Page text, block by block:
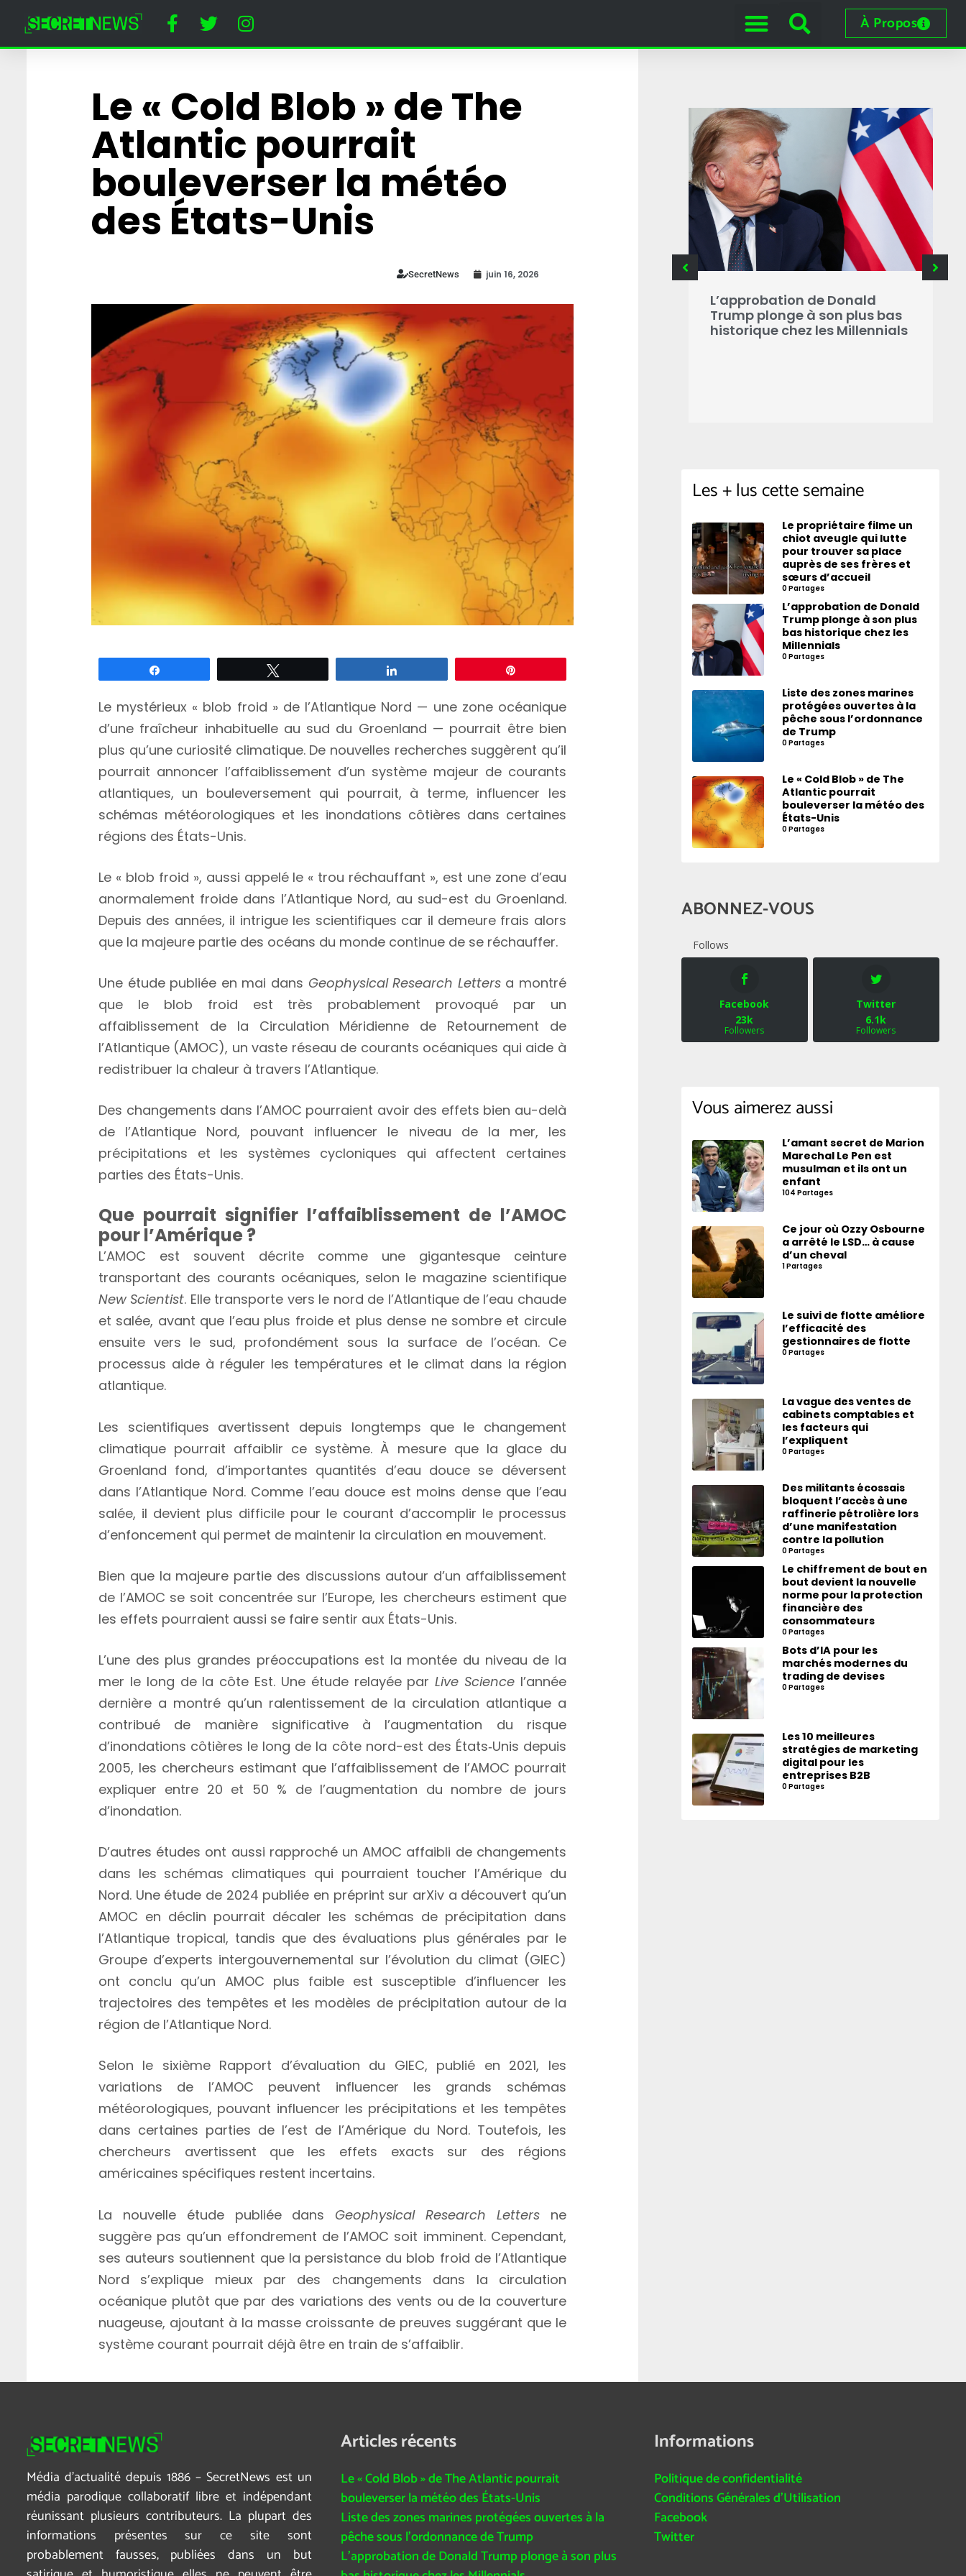
À Propos
Le « Cold Blob » de The
Atlantic pourrait
bouleverser la météo
des États-Unis
SecretNews juin 16, 2026
Le mystérieux « blob froid » de l’Atlantique Nord — une zone océanique
d’une fraîcheur inhabituelle au sud du Groenland — pourrait être bien
plus qu’une curiosité climatique. De nouvelles recherches suggèrent qu’il
pourrait annoncer l’affaiblissement d’un système majeur de courants
atlantiques, un bouleversement qui pourrait, à terme, influencer les
schémas météorologiques et les inondations côtières dans certaines
régions des États-Unis.
Le « blob froid », aussi appelé le « trou réchauffant », est une zone d’eau
anormalement froide dans l’Atlantique Nord, au sud-est du Groenland.
Depuis des années, il intrigue les scientifiques car il demeure frais alors
que la majeure partie des océans du monde continue de se réchauffer.
Une étude publiée en mai dans Geophysical Research Lettersa montré
que le blob froid est très probablement provoqué par un
affaiblissement de la Circulation Méridienne de Retournement de
l’Atlantique (AMOC), un vaste réseau de courants océaniques qui aide à
redistribuer la chaleur à travers l’Atlantique.
Des changements dans l’AMOC pourraient avoir des effets bien au-delà
de l’Atlantique Nord, pouvant influencer le niveau de la mer, les
précipitations et les systèmes cycloniques qui affectent certaines
parties des États-Unis.
Que pourrait signifier l’affaiblissement de l’AMOC
pour l’Amérique ?
L’AMOC est souvent décrite comme une gigantesque ceinture
transportant des courants océaniques, selon le magazine scientifique
New Scientist. Elle transporte vers le nord de l’Atlantique de l’eau chaude
et salée, avant que l’eau plus froide et plus dense ne sombre et circule
ensuite vers le sud, profondément sous la surface de l’océan. Ce
processus aide à réguler les températures et le climat dans la région
atlantique.
Les scientifiques avertissent depuis longtemps que le changement
climatique pourrait affaiblir ce système. À mesure que la glace du
Groenland fond, d’importantes quantités d’eau douce se déversent
dans l’Atlantique Nord. Comme l’eau douce est moins dense que l’eau
salée, il devient plus difficile pour le courant d’accomplir le processus
d’enfoncement qui permet de maintenir la circulation en mouvement.
Bien que la majeure partie des discussions autour d’un affaiblissement
de l’AMOC se soit concentrée sur l’Europe, les chercheurs estiment que
les effets pourraient aussi se faire sentir aux États-Unis.
L’une des plus grandes préoccupations est la montée du niveau de la
mer le long de la côte Est. Une étude relayée parLive Science l’année
dernière a montré qu’un ralentissement de la circulation atlantique a
contribué de manière significative à l’augmentation du risque
d’inondations côtières le long de la côte nord-est des États‑Unis depuis
2005, les chercheurs estimant que l’affaiblissement de l’AMOC pourrait
expliquer entre 20 et 50 % de l’augmentation du nombre de jours
d’inondation.
D’autres études ont aussi rapproché un AMOC affaibli de changements
dans les schémas climatiques qui pourraient toucher l’Amérique du
Nord. Une étude de 2024 publiée en préprint sur arXiv a découvert qu’un
AMOC en déclin pourrait décaler les schémas de précipitation dans
l’Atlantique tropical, tandis que des évaluations plus générales par le
Groupe d’experts intergouvernemental sur l’évolution du climat (GIEC)
ont conclu qu’un AMOC plus faible est susceptible d’influencer les
trajectoires des tempêtes et les modèles de précipitation autour de la
région de l’Atlantique Nord.
Selon le sixième Rapport d’évaluation du GIEC, publié en 2021, les
variations de l’AMOC peuvent influencer les grands schémas
météorologiques, pouvant influencer les précipitations et les tempêtes
dans certaines parties de l’est de l’Amérique du Nord. Toutefois, les
chercheurs avertissent que les effets exacts sur des régions
américaines spécifiques restent incertains.
La nouvelle étude publiée dans Geophysical Research Letters ne
suggère pas qu’un effondrement de l’AMOC soit imminent. Cependant,
ses auteurs soutiennent que la persistance du blob froid de l’Atlantique
Nord s’explique mieux par des changements dans la circulation
océanique plutôt que par des variations des vents ou de la couverture
nuageuse, ajoutant à la masse croissante de preuves suggérant que le
système courant pourrait déjà être en train de s’affaiblir.
De Gaza au Soudan : le rôle
d’Israël dans une deuxième
guerre génocidaire passe
inaperçu
Liste des zones marines
protégées ouvertes à la
pêche sous l’ordonnance de
Trump
L’approbation de Donald
Trump plonge à son plus bas
historique chez les Millennials
Les + lus cette semaine
Le propriétaire filme un
chiot aveugle qui lutte
pour trouver sa place
auprès de ses frères et
sœurs d’accueil
0 Partages
L’approbation de Donald
Trump plonge à son plus
bas historique chez les
Millennials
0 Partages
Liste des zones marines
protégées ouvertes à la
pêche sous l’ordonnance
de Trump
0 Partages
Le « Cold Blob » de The
Atlantic pourrait
bouleverser la météo des
États-Unis
0 Partages
ABONNEZ-VOUS
Follows
Facebook
23k
Followers
Twitter
6.1k
Followers
Vous aimerez aussi
L’amant secret de Marion
Marechal Le Pen est
musulman et ils ont un
enfant
104 Partages
Ce jour où Ozzy Osbourne
a arrêté le LSD… à cause
d’un cheval
1 Partages
Le suivi de flotte améliore
l’efficacité des
gestionnaires de flotte
0 Partages
La vague des ventes de
cabinets comptables et
les facteurs qui
l’expliquent
0 Partages
Des militants écossais
bloquent l’accès à une
raffinerie pétrolière lors
d’une manifestation
contre la pollution
0 Partages
Le chiffrement de bout en
bout devient la nouvelle
norme pour la protection
financière des
consommateurs
0 Partages
Bots d’IA pour les
marchés modernes du
trading de devises
0 Partages
Les 10 meilleures
stratégies de marketing
digital pour les
entreprises B2B
0 Partages
Média d’actualité depuis 1886 – SecretNews est un
média parodique collaboratif libre et indépendant
réunissant plusieurs contributeurs. La plupart des
informations présentes sur ce site sont
probablement fausses, publiées dans un but
Articles récents
Le « Cold Blob » de The Atlantic pourrait
bouleverser la météo des États-Unis
Liste des zones marines protégées ouvertes à la
pêche sous l’ordonnance de Trump
L’approbation de Donald Trump plonge à son plus
Informations
Politique de confidentialité
Conditions Générales d’Utilisation
Facebook
Twitter